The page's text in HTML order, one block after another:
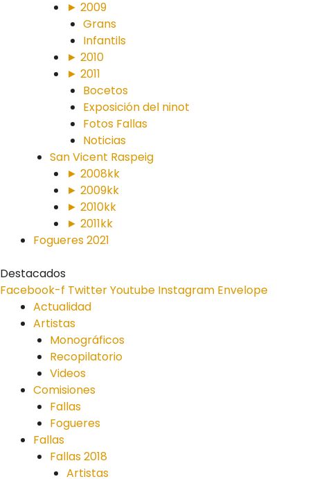
► 2009
Grans
Infantils
► 2010
► 2011
Bocetos
Exposición del ninot
Fotos Fallas
Noticias
San Vicent Raspeig
► 2008kk
► 2009kk
► 2010kk
► 2011kk
Fogueres 2021
Destacados
Facebook-f TwitterYoutube Instagram Envelope
Actualidad
Artistas
Monográficos
Recopilatorio
Videos
Comisiones
Fallas
Fogueres
Fallas
Fallas 2018
Artistas